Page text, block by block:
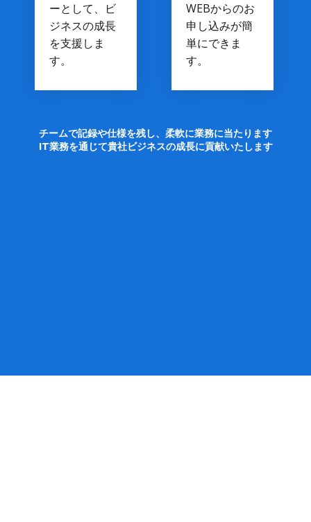
WEBからのお
申し込みが簡
単にできま
す。
ーとして、ビ
ジネスの成長
を支援しま
す。
チームで記録や仕様を残し、柔軟に業務に当たります
IT業務を通じて貴社ビジネスの成長に貢献いたします